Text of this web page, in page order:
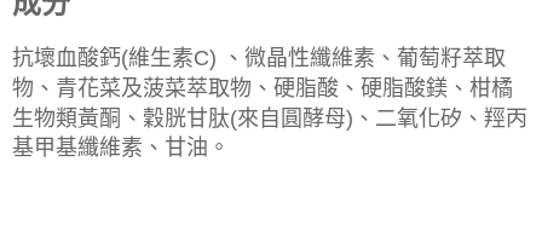
1.分期款項不併入電信帳單，「大哥付你分期」於每月結算日後寄送繳費提
2.透過簡訊連結打開帳單後，可選擇「超商條碼／台灣大直營門市／銀行轉
帳／街口支付／iPASS MONEY」等通路繳費。
【注意事項】
1.本服務係由「台灣大哥大股份有限公司」（以下簡稱本公司）所提供，讓
用戶於交易時，得透過本服務購買商品或服務，並由商店將買賣／分期付款
【「AFTEE先享後付」結帳流程】
結帳頁面，進行簡訊認證並確認金額後，即可完成結帳。
２．訂單成立數日內，您將收到繳費通知簡訊。
３．收到繳費通知簡訊後14天內，點擊此簡訊中的連結，可透過四大超商／
ATM／網路銀行／等多元方式進行付款，方視為交易完成。
※ 請注意：結帳手續完成當下不需立刻繳費，但若您需要取消訂單，請聯絡
每筆NT$70，滿NT$899(含以上)免運費
付款後7-11取貨
每筆NT$70，滿NT$899(含以上)免運費
宅配
抗壞血酸鈣(維生素C) 、微晶性纖維素、葡萄籽萃取
物、青花菜及菠菜萃取物、硬脂酸、硬脂酸鎂、柑橘
生物類黃酮、穀胱甘肽(來自圓酵母)、二氧化矽、羥丙
基甲基纖維素、甘油。